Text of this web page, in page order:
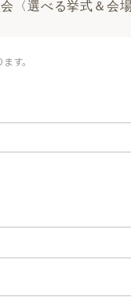
〈選べる挙式＆会
す。